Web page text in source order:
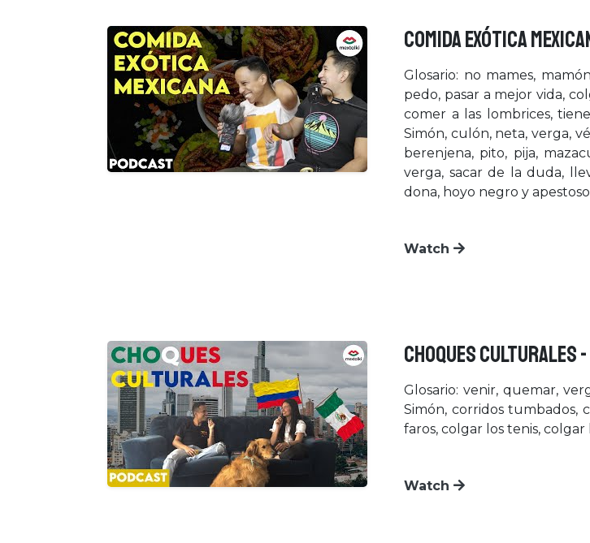
COMIDA EXÓTICA
Glosario: no mames,
pedo, pasar a mejor vida,
comer a las lombrices,
Simón, culón, neta, verga,
berenjena, pito, pija,
verga, sacar de la duda,
dona, hoyo negro y
Watch
CHOQUES
Glosario: venir, quemar,
Simón, corridos tumbados,
faros, colgar los tenis,
Watch